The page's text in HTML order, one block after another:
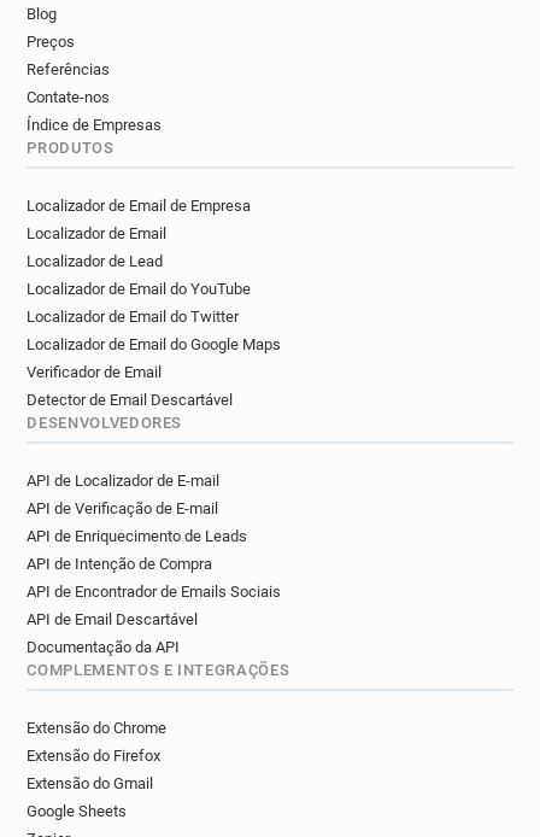
Blog
Preços
Referências
Contate-nos
Índice de Empresas
PRODUTOS
Localizador de Email de Empresa
Localizador de Email
Localizador de Lead
Localizador de Email do YouTube
Localizador de Email do Twitter
Localizador de Email do Google Maps
Verificador de Email
Detector de Email Descartável
DESENVOLVEDORES
API de Localizador de E-mail
API de Verificação de E-mail
API de Enriquecimento de Leads
API de Intenção de Compra
API de Encontrador de Emails Sociais
API de Email Descartável
Documentação da API
COMPLEMENTOS E INTEGRAÇÕES
Extensão do Chrome
Extensão do Firefox
Extensão do Gmail
Google Sheets